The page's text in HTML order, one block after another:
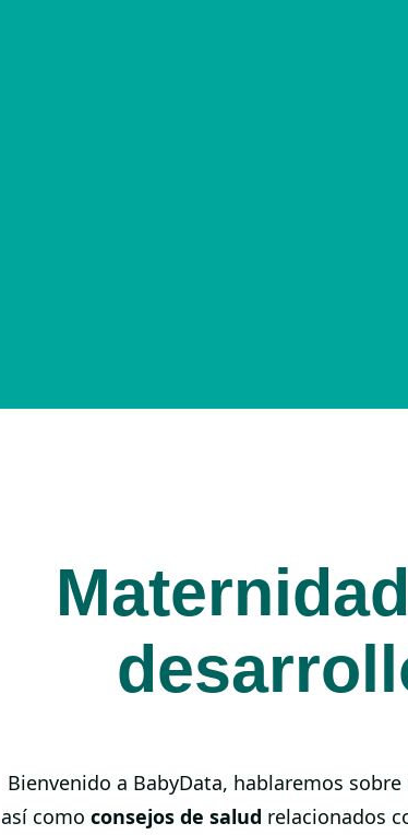
Bienvenido a BabyData, hablaremos sobre
así como consejos de salud relacionados